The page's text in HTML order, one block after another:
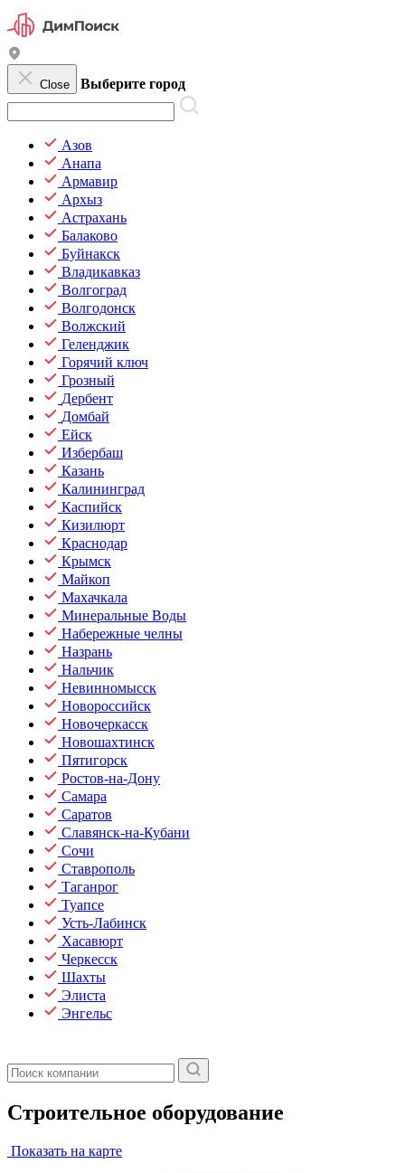
Close Выберите город
Азов
Анапа
Армавир
Архыз
Астрахань
Балаково
Буйнакск
Владикавказ
Волгоград
Волгодонск
Волжский
Геленджик
Горячий ключ
Грозный
Дербент
Домбай
Ейск
Избербаш
Казань
Калининград
Каспийск
Кизилюрт
Краснодар
Крымск
Майкоп
Махачкала
Минеральные Воды
Набережные челны
Назрань
Нальчик
Невинномысск
Новороссийск
Новочеркасск
Новошахтинск
Пятигорск
Ростов-на-Дону
Самара
Саратов
Славянск-на-Кубани
Сочи
Ставрополь
Таганрог
Туапсе
Усть-Лабинск
Хасавюрт
Черкесск
Шахты
Элиста
Энгельс
Строительное оборудование
Показать на карте